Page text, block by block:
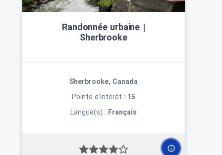
Randonnée urbaine |
Sherbrooke
Sherbrooke, Canada
Points d'intérêt : 15
Langue(s) : Français